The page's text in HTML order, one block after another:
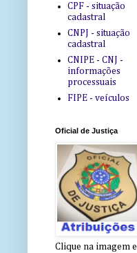
CPF - situação
cadastral
CNPJ - situação
cadastral
CNIPE - CNJ -
informações
processuais
FIPE - veículos
Oficial de Justiça
Clique na imagem e